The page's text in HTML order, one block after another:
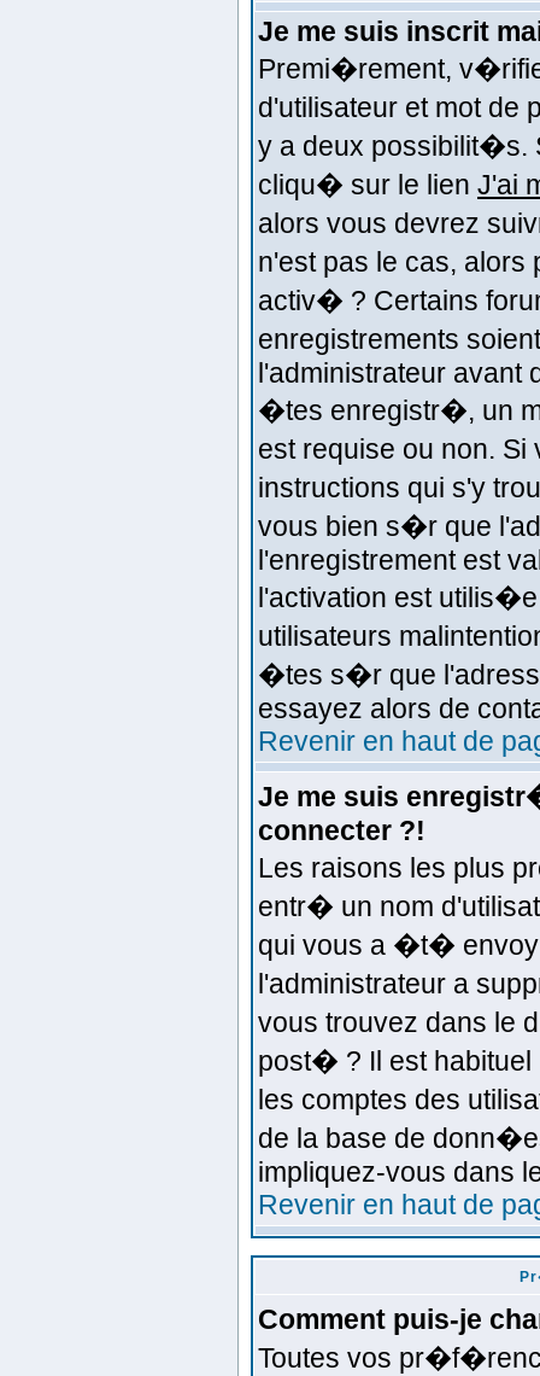
Je me suis inscrit
Premi�rement,
d'utilisateur et mot
y a deux possibilit�s.
cliqu� sur le lien J'ai
alors vous devrez
n'est pas le cas,
activ� ? Certains
enregistrements
l'administrateur avant
�tes enregistr�, un
est requise ou non.
instructions qui s'y
vous bien s�r que
l'enregistrement est
l'activation est
utilisateurs
�tes s�r que
essayez alors de
Revenir en haut de
Je me suis
connecter ?!
Les raisons les plus
entr� un nom
qui vous a �t�
l'administrateur a
vous trouvez dans le
post� ? Il est
les comptes des
de la base de
impliquez-vous dans
Revenir en haut de
Comment puis-je
Toutes vos